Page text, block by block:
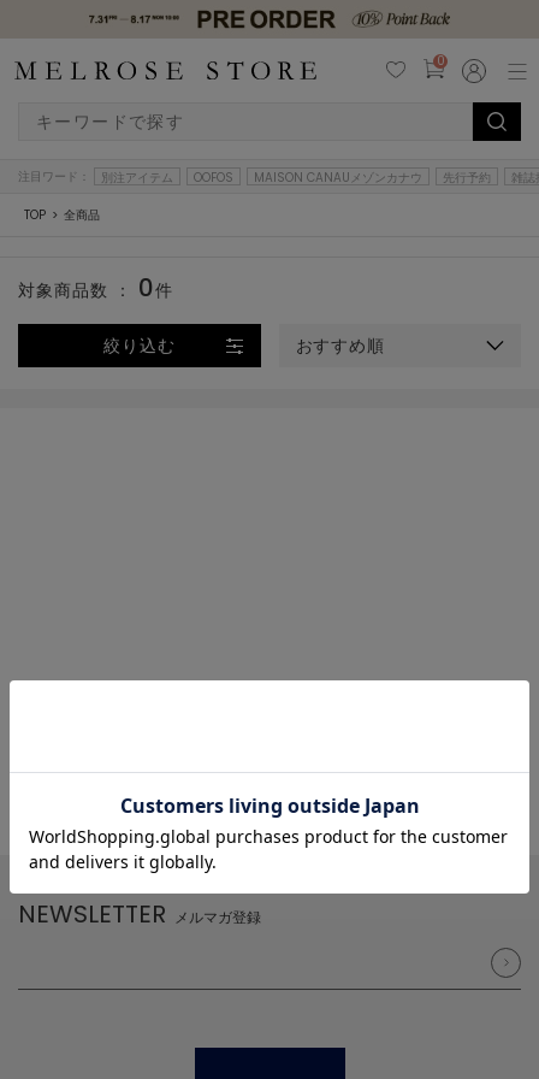
0
注目ワード： 別注アイテム OOFOS MAISON CANAUメゾンカナウ 先行予約 雑誌
TOP 全商品
絞り込む おすすめ順
対象商品数 ： 0件
NEWSLETTER メルマガ登録